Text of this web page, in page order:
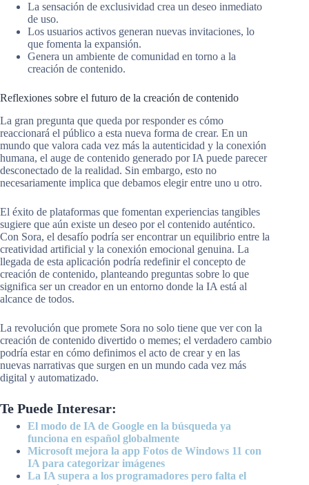
La sensación de exclusividad crea un deseo inmediato
de uso.
Los usuarios activos generan nuevas invitaciones, lo
que fomenta la expansión.
Genera un ambiente de comunidad en torno a la
creación de contenido.
Reflexiones sobre el futuro de la creación de contenido
La gran pregunta que queda por responder es cómo
reaccionará el público a esta nueva forma de crear. En un
mundo que valora cada vez más la autenticidad y la conexión
humana, el auge de contenido generado por IA puede parecer
desconectado de la realidad. Sin embargo, esto no
necesariamente implica que debamos elegir entre uno u otro.
El éxito de plataformas que fomentan experiencias tangibles
sugiere que aún existe un deseo por el contenido auténtico.
Con Sora, el desafío podría ser encontrar un equilibrio entre la
creatividad artificial y la conexión emocional genuina. La
llegada de esta aplicación podría redefinir el concepto de
creación de contenido, planteando preguntas sobre lo que
significa ser un creador en un entorno donde la IA está al
alcance de todos.
La revolución que promete Sora no solo tiene que ver con la
creación de contenido divertido o memes; el verdadero cambio
podría estar en cómo definimos el acto de crear y en las
nuevas narrativas que surgen en un mundo cada vez más
digital y automatizado.
Te Puede Interesar:
El modo de IA de Google en la búsqueda ya
funciona en español globalmente
Microsoft mejora la app Fotos de Windows 11 con
IA para categorizar imágenes
La IA supera a los programadores pero falta el